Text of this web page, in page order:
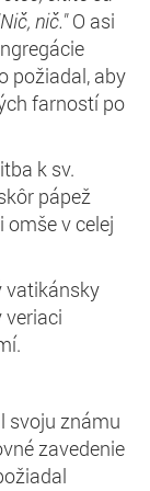
nič."O asi
požiadal, aby
farností po
k sv.
pápež
omše v celej
vatikánsky
veriaci
svoju známu
zavedenie